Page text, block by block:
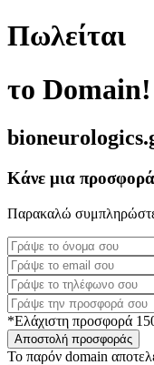
Πωλείται
το Domain!
Κάνε μια προσφορά
Παρακαλώ
*Ελάχιστη προσφορά
Αποστολή προσφοράς
Το παρόν domain